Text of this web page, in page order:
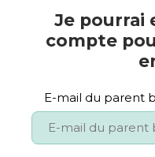
Je pourrai
compte
E-mail du parent